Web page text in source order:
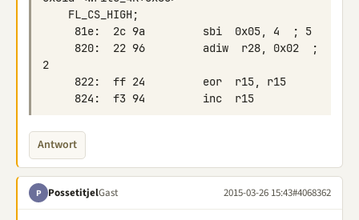
Antwort
P PossetitjelGast 2015-03-26 15:43#4068362